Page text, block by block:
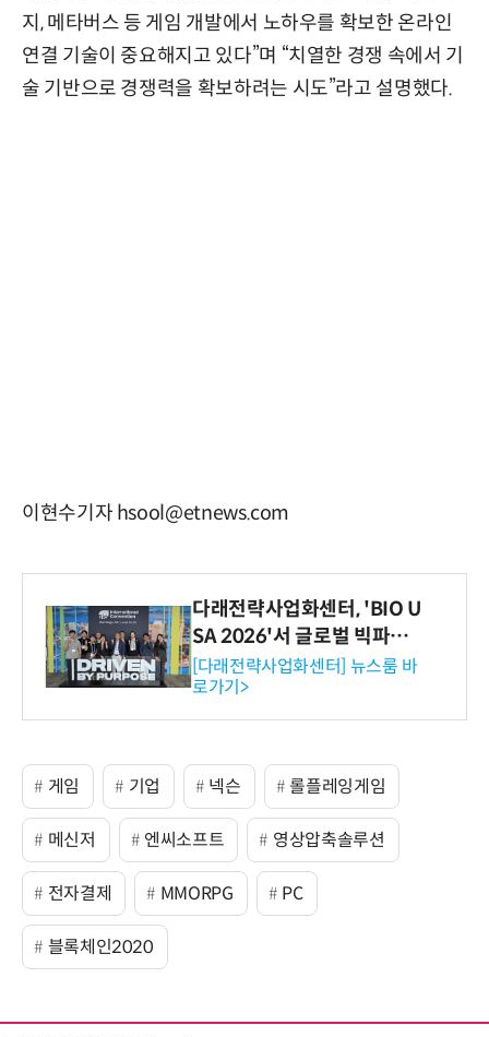
지, 메타버스 등 게임 개발에서 노하우를 확보한 온라인
연결 기술이 중요해지고 있다”며 “치열한 경쟁 속에서 기
술 기반으로 경쟁력을 확보하려는 시도”라고 설명했다.
이현수기자 hsool@etnews.com
다래전략사업화센터, 'BIO U
SA 2026'서 글로벌 빅파마
와의 비즈니스 미팅 지원…K
-바이오 해외 진출 교두보 확
보
[다래전략사업화센터] 뉴스룸 바
로가기>
게임 기업 넥슨 롤플레잉게임
메신저 엔씨소프트 영상압축솔루션
전자결제 MMORPG PC
블록체인2020